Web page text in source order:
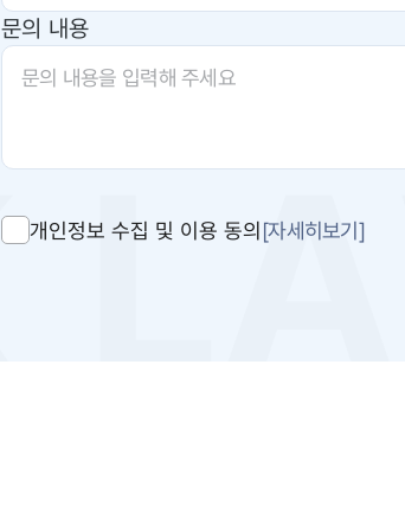
문의 내용
개인정보 수집 및 이용 동의[자세히보기]